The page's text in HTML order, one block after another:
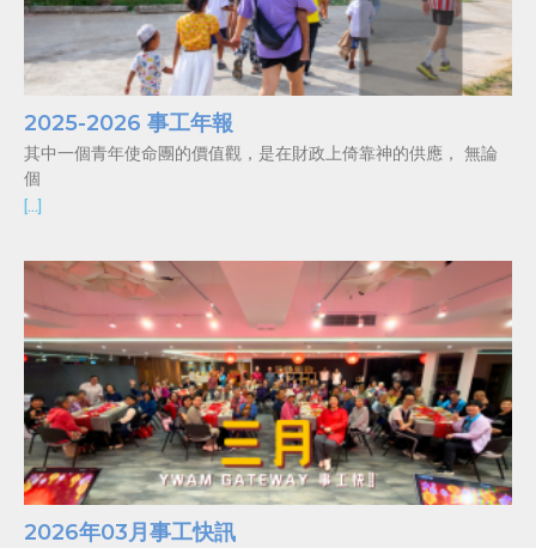
2025-2026 事工年報
其中一個青年使命團的價值觀，是在財政上倚靠神的供應， 無論
個
[…]
2026年03月事工快訊